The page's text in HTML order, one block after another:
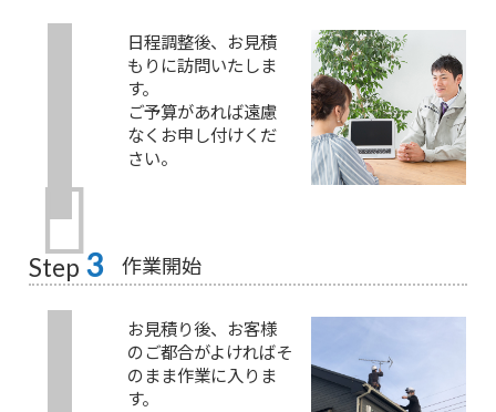
日程調整後、お見積
もりに訪問いたしま
す。
ご予算があれば遠慮
なくお申し付けくだ
さい。
Step 3 作業開始
お見積り後、お客様
のご都合がよければそ
のまま作業に入りま
す。